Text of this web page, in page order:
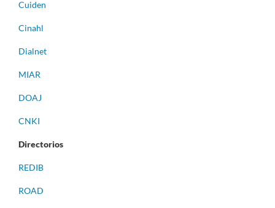
Cuiden
Cinahl
Dialnet
MIAR
DOAJ
CNKI
Directorios
REDIB
ROAD